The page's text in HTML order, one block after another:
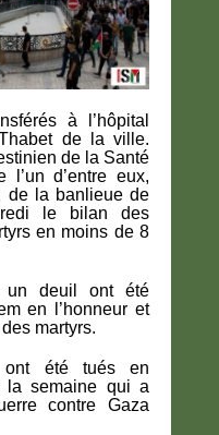
à l’hôpital
de la ville.
de la Santé
d’entre eux,
de la banlieue de
le bilan des
en moins de 8
un deuil ont été
en l’honneur et
martyrs.
ont été tués en
la semaine qui a
contre Gaza